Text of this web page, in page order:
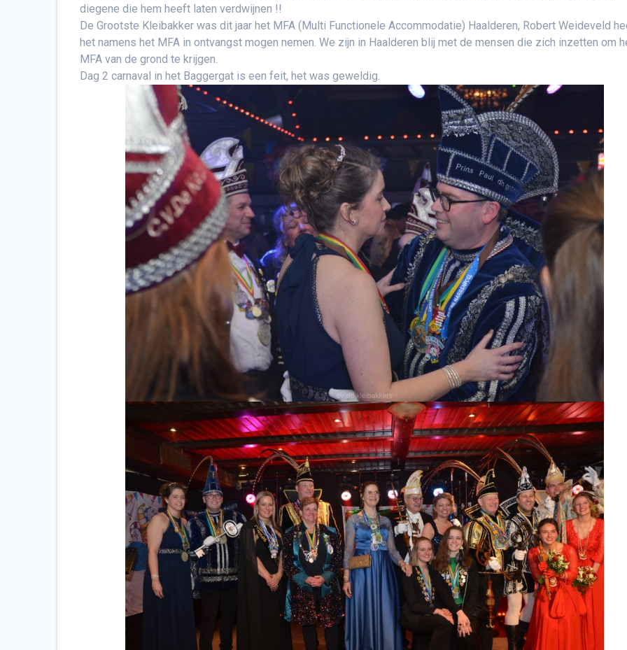
diegene die hem heeft laten verdwijnen !!
De Grootste Kleibakker was dit jaar het MFA (Multi Functionele Accommodatie) Haalderen, Robert Weideveld
het namens het MFA in ontvangst mogen nemen. We zijn in Haalderen blij met de mensen die zich inzetten om
MFA van de grond te krijgen.
Dag 2 carnaval in het Baggergat is een feit, het was geweldig.